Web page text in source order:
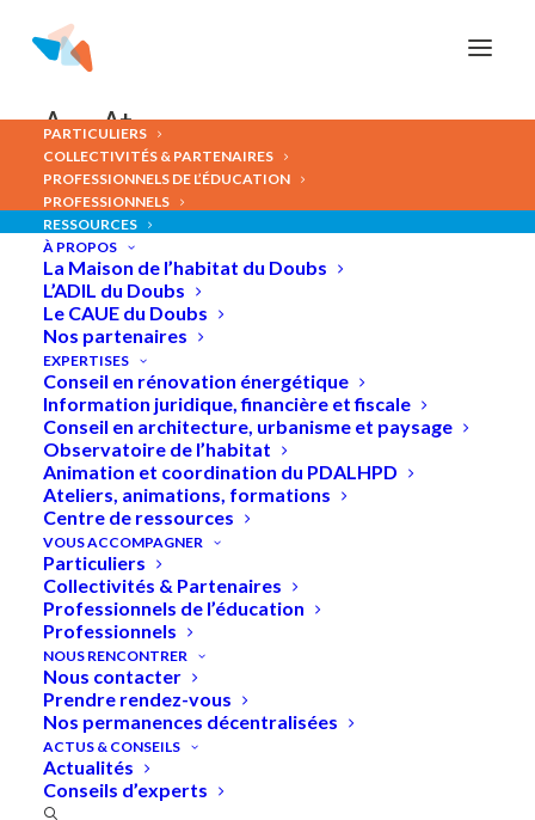
PARTICULIERS
COLLECTIVITÉS & PARTENAIRES
PROFESSIONNELS DE L’ÉDUCATION
PROFESSIONNELS
RESSOURCES
À PROPOS
La Maison de l’habitat du Doubs
L’ADIL du Doubs
Le CAUE du Doubs
Nos partenaires
EXPERTISES
Conseil en rénovation énergétique
Information juridique, financière et fiscale
Conseil en architecture, urbanisme et paysage
Observatoire de l’habitat
Animation et coordination du PDALHPD
Ateliers, animations, formations
Centre de ressources
VOUS ACCOMPAGNER
Particuliers
Collectivités & Partenaires
Professionnels de l’éducation
Professionnels
NOUS RENCONTRER
Nous contacter
Prendre rendez-vous
Nos permanences décentralisées
ACTUS & CONSEILS
Actualités
Conseils d’experts
A- A+
Qualité
Accueil»Qualité de l’air intérieur et VMC
Mercredi 17 juin 2026 à 18h30